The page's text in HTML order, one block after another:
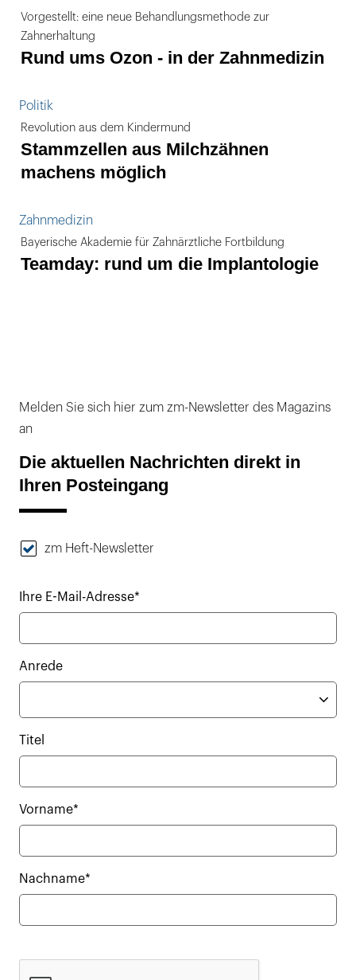
Vorgestellt: eine neue Behandlungsmethode zur
Zahnerhaltung
Rund ums Ozon - in der Zahnmedizin
Politik
Revolution aus dem Kindermund
Stammzellen aus Milchzähnen
machens möglich
Zahnmedizin
Bayerische Akademie für Zahnärztliche Fortbildung
Teamday: rund um die Implantologie
Melden Sie sich hier zum zm-Newsletter des Magazins
an
Die aktuellen Nachrichten direkt in
Ihren Posteingang
zm Heft-Newsletter
Ihre E-Mail-Adresse*
Anrede
Titel
Vorname*
Nachname*